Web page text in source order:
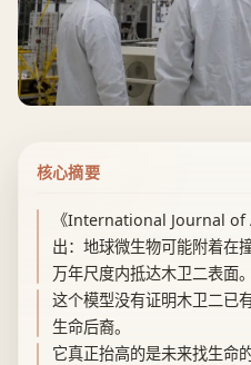
核心摘要
《International Journal
出：地球微生物可能附着在
万年尺度内抵达木卫二表面。
这个模型没有证明木卫二已
生命后裔。
它真正抬高的是未来找生命